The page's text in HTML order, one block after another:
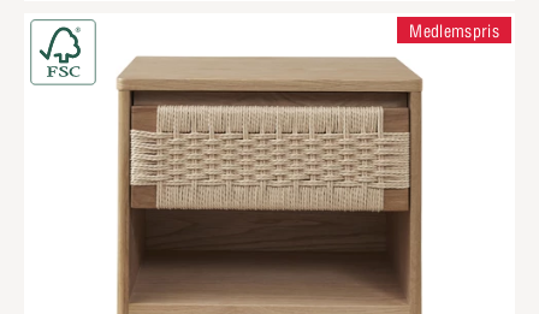
Medlemspris